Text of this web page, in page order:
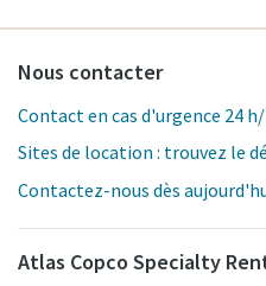
Nous contacter
Contact en cas d'urgence 24
Sites de location : trouvez le
Contactez-nous dès
Atlas Copco Specialty